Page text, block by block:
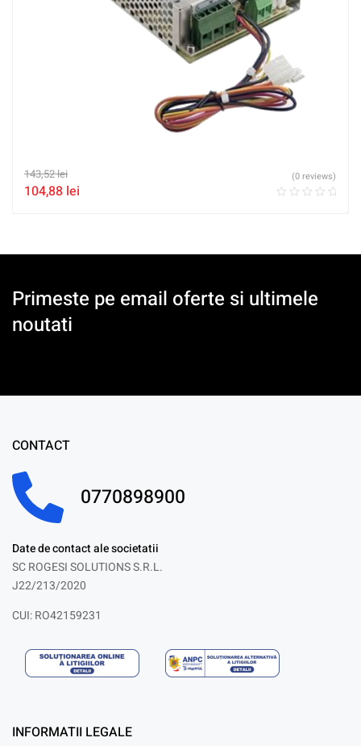
143,52lei
104,88 lei
(0 reviews)
Primeste pe email oferte si ultimele
noutati
CONTACT
0770898900
Date de contact ale societatii
SC ROGESI SOLUTIONS S.R.L.
J22/213/2020
CUI: RO42159231
INFORMATII LEGALE